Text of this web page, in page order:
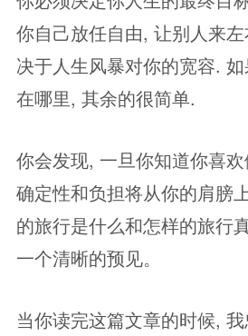
你自己放任自由, 让别人来
决于人生风暴对你的宽容.
在哪里, 其余的很简单.
你会发现, 一旦你知道你喜
确定性和负担将从你的肩膀
的旅行是什么和怎样的旅行
一个清晰的预见。
当你读完这篇文章的时候,